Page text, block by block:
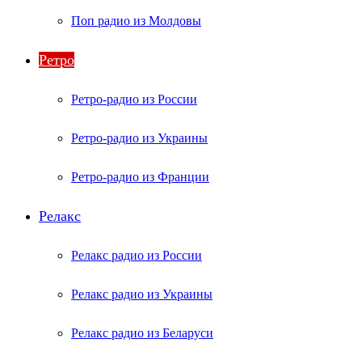
Поп радио из Молдовы
Ретро
Ретро-радио из России
Ретро-радио из Украины
Ретро-радио из Франции
Релакс
Релакс радио из России
Релакс радио из Украины
Релакс радио из Беларуси